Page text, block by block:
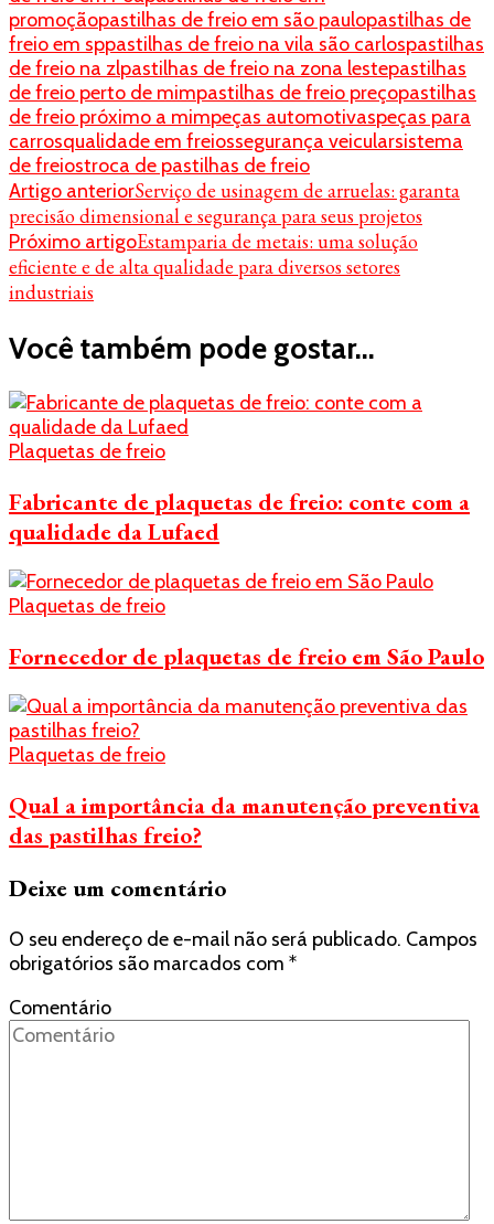
promoçãopastilhas de freio em são paulopastilhas de
freio em sppastilhas de freio na vila são carlospastilhas
de freio na zlpastilhas de freio na zona lestepastilhas
de freio perto de mimpastilhas de freio preçopastilhas
de freio próximo a mimpeças automotivaspeças para
carrosqualidade em freiossegurança veicularsistema
de freiostroca de pastilhas de freio
Navegação
de
post
Artigo anteriorServiço de usinagem de arruelas: garanta
precisão dimensional e segurança para seus projetos
Próximo artigoEstamparia de metais: uma solução
eficiente e de alta qualidade para diversos setores
industriais
Você também pode gostar...
Plaquetas de freio
Fabricante de plaquetas de freio: conte com a
qualidade da Lufaed
Plaquetas de freio
Fornecedor de plaquetas de freio em São Paulo
Plaquetas de freio
Qual a importância da manutenção preventiva
das pastilhas freio?
Deixe um comentário
O seu endereço de e-mail não será publicado. Campos
obrigatórios são marcados com *
Comentário